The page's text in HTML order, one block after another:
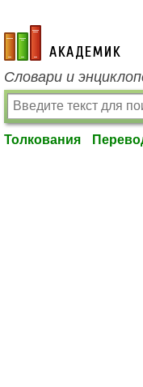
academic.ru
Словари и
Толкования